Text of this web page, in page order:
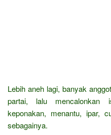
Lebih aneh lagi, banyak
partai, lalu mencalonkan
keponakan, menantu, ipar,
sebagainya.